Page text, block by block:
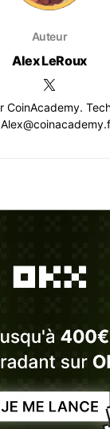
Auteur
Alex LeRoux
CoinAcademy.